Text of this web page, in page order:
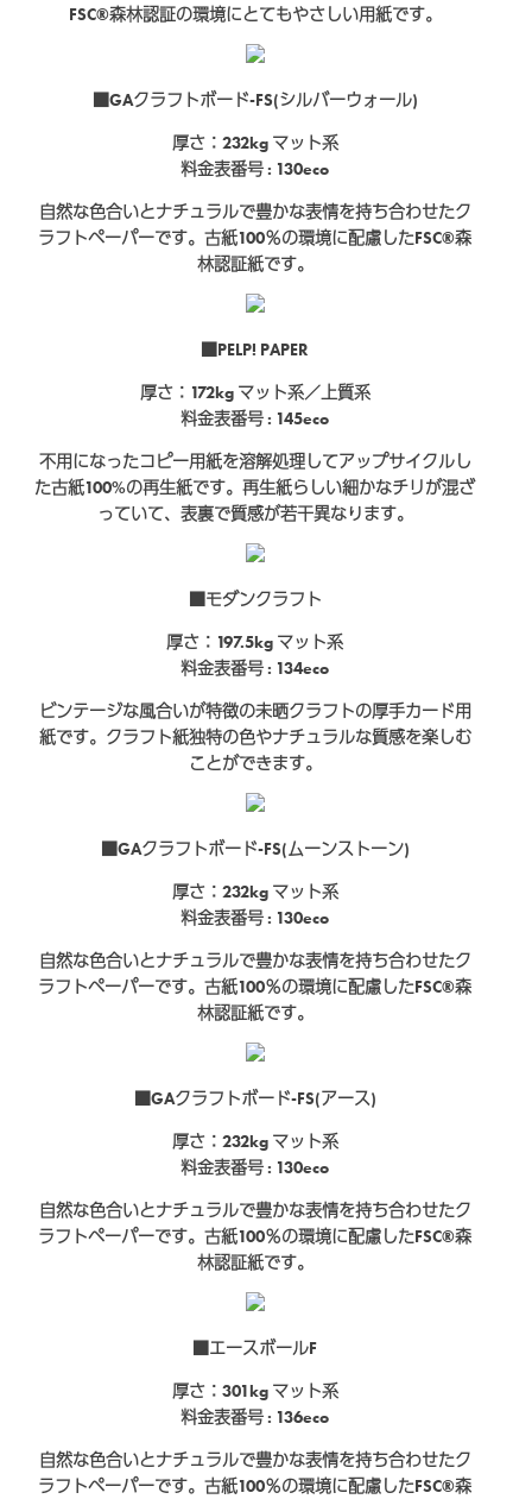
FSC®森林認証の環境にとてもやさしい用紙です。
■GAクラフトボード-FS(シルバーウォール)
厚さ：232kg マット系
料金表番号 : 130eco
自然な色合いとナチュラルで豊かな表情を持ち合わせたク
ラフトペーパーです。古紙100％の環境に配慮したFSC®森
林認証紙です。
■PELP! PAPER
厚さ：172kg マット系／上質系
料金表番号 : 145eco
不用になったコピー用紙を溶解処理してアップサイクルし
た古紙100%の再生紙です。再生紙らしい細かなチリが混ざ
っていて、表裏で質感が若干異なります。
■モダンクラフト
厚さ：197.5kg マット系
料金表番号 : 134eco
ビンテージな風合いが特徴の未晒クラフトの厚手カード用
紙です。クラフト紙独特の色やナチュラルな質感を楽しむ
ことができます。
■GAクラフトボード-FS(ムーンストーン)
厚さ：232kg マット系
料金表番号 : 130eco
自然な色合いとナチュラルで豊かな表情を持ち合わせたク
ラフトペーパーです。古紙100％の環境に配慮したFSC®森
林認証紙です。
■GAクラフトボード-FS(アース)
厚さ：232kg マット系
料金表番号 : 130eco
自然な色合いとナチュラルで豊かな表情を持ち合わせたク
ラフトペーパーです。古紙100％の環境に配慮したFSC®森
林認証紙です。
■エースボールF
厚さ：301kg マット系
料金表番号 : 136eco
自然な色合いとナチュラルで豊かな表情を持ち合わせたク
ラフトペーパーです。古紙100％の環境に配慮したFSC®森